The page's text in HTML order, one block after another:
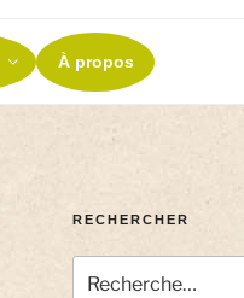
À propos
RECHERCHER